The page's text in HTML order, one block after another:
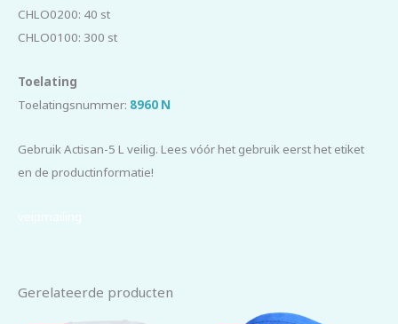
CHLO0200: 40 st
CHLO0100: 300 st
Toelating
Toelatingsnummer: 8960 N
Gebruik Actisan-5 L veilig. Lees vóór het gebruik eerst het etiket
en de productinformatie!
Gerelateerde producten